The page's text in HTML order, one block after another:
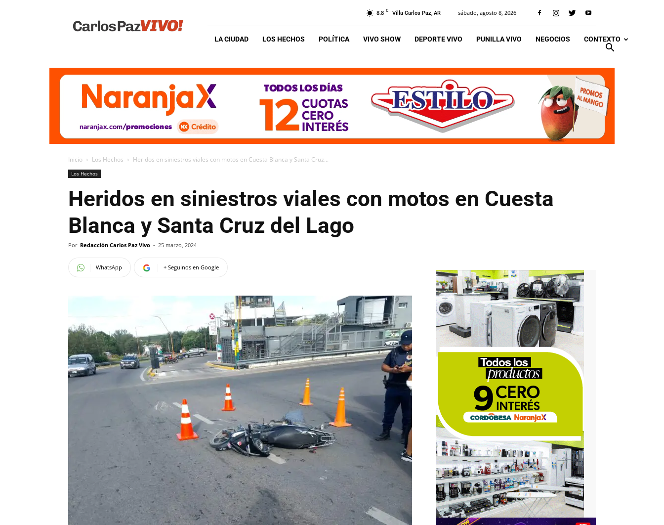
Vivo
8.8 C Villa Carlos Paz, AR sábado, agosto 8, 2026
LA CIUDAD LOS HECHOS POLÍTICA VIVO SHOW DEPORTE VIVO PUNILLA VIVO NEGOCIOS CONTEXTO
Inicio Los Hechos Heridos en siniestros viales con motos en Cuesta Blanca y Santa Cruz...
Los Hechos
Heridos en siniestros viales con motos en Cuesta
Blanca y Santa Cruz del Lago
Por Redacción Carlos Paz Vivo - 25 marzo, 2024
WhatsApp + Seguinos en Google